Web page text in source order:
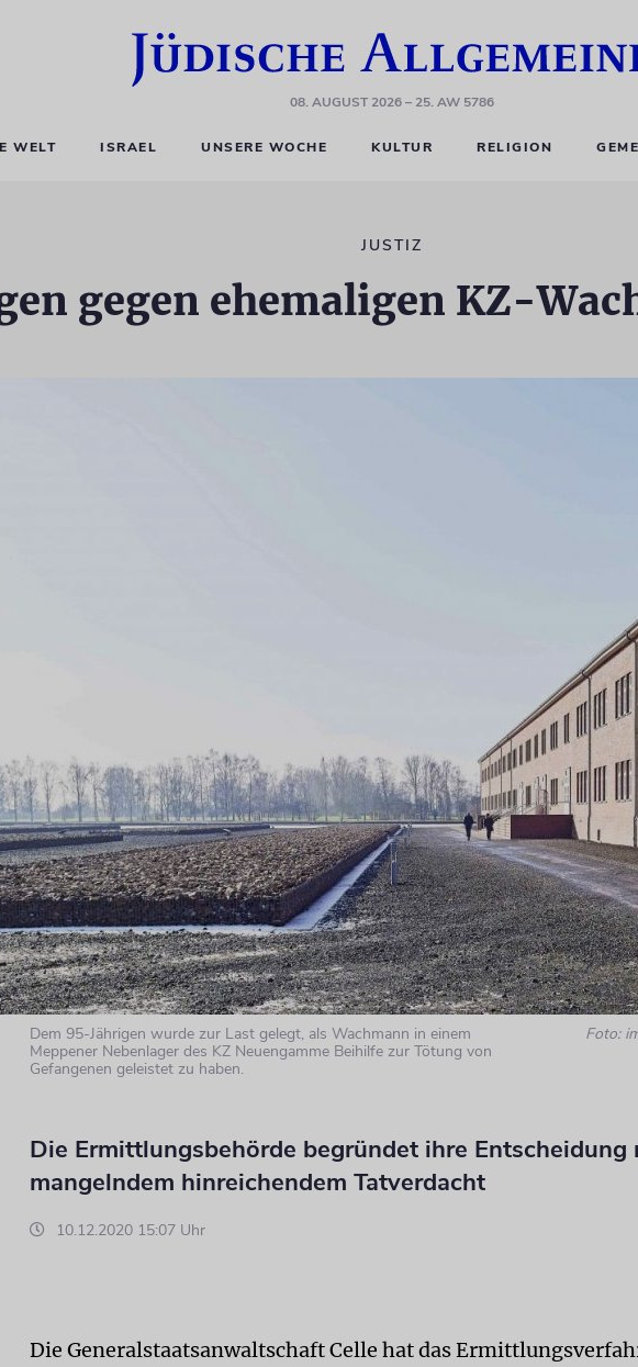
08. AUGUST 2026– 25. AW 5786
WELT ISRAEL UNSERE WOCHE KULTUR RELIGION
JUSTIZ
gegen ehemaligen KZ-
Dem 95-Jährigen wurde zur Last gelegt, als Wachmann in einem
Meppener Nebenlager des KZ Neuengamme Beihilfe zur Tötung von
Gefangenen geleistet zu haben.
Foto:
Die Ermittlungsbehörde begründet ihre Entscheidung
mangelndem hinreichendem Tatverdacht
10.12.2020 15:07 Uhr
Die Generalstaatsanwaltschaft Celle hat das